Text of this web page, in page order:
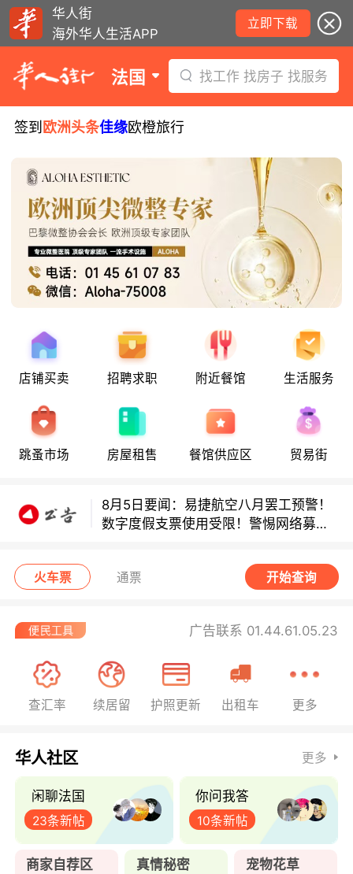
华人街
海外华人生活APP
立即下载
法国 找工作 找房子 找服务
签到 欧洲头条佳缘欧橙旅行
店铺买卖 招聘求职 附近餐馆 生活服务
跳蚤市场 房屋租售 餐馆供应区 贸易街
8月5日要闻：易捷航空八月罢工预警！
数字度假支票使用受限！警惕网络募捐
8月5日要闻：易捷航空八月罢工预警！
数字度假支票使用受限！警惕网络募捐
数字度假支票使用受限！警惕网络募捐
火车票 通票 开始查询
广告联系 01.44.61.05.23
查汇率 续居留 护照更新 出租车 更多
华人社区 更多
闲聊法国
23条新帖
你问我答
10条新帖
商家自荐区 真情秘密 宠物花草